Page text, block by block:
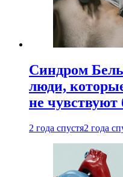
Синдром
люди,
не чувствуют
2 года спустя2 года